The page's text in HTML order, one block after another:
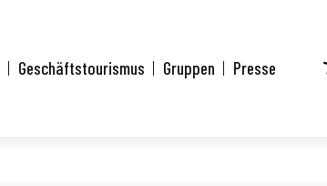
Geschäftstourismus Gruppen Presse